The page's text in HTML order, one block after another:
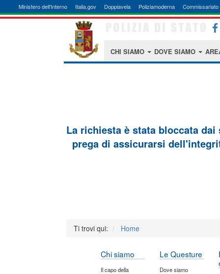
Ministero dell'Interno Italia.gov Doppiavela Poliziamoderna Commissariato
CHI SIAMO DOVE SIAMO
La richiesta è stata bloccata
prega di assicurarsi
Ti trovi qui: Home
Chi siamo
Il capo della
Le Questure
Dove siamo